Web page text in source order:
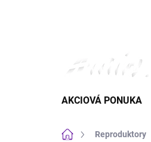
AKCIOVÁ PONUKA
DomovReproduktory